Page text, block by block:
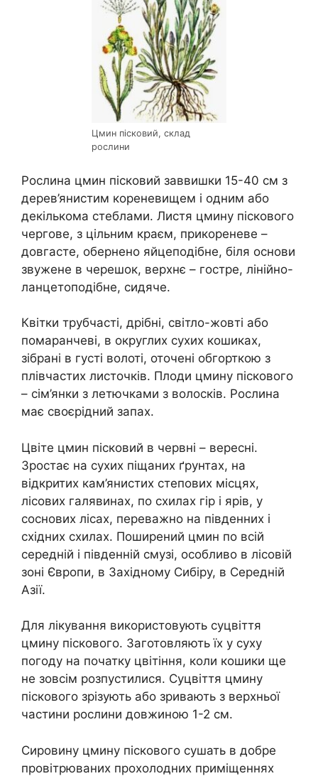
Цмин пісковий, склад
рослини
Рослина цмин пісковий заввишки 15-40 см з
дерев’янистим кореневищем і одним або
декількома стеблами. Листя цмину піскового
чергове, з цільним краєм, прикореневе –
довгасте, обернено яйцеподібне, біля основи
звужене в черешок, верхнє – гостре, лінійно-
ланцетоподібне, сидяче.
Квітки трубчасті, дрібні, світло-жовті або
помаранчеві, в округлих сухих кошиках,
зібрані в густі волоті, оточені обгорткою з
плівчастих листочків. Плоди цмину піскового
– сім’янки з летючками з волосків. Рослина
має своєрідний запах.
Цвіте цмин пісковий в червні – вересні.
Зростає на сухих піщаних ґрунтах, на
відкритих кам’янистих степових місцях,
лісових галявинах, по схилах гір і ярів, у
соснових лісах, переважно на південних і
східних схилах. Поширений цмин по всій
середній і південній смузі, особливо в лісовій
зоні Європи, в Західному Сибіру, в Середній
Азії.
Для лікування використовують суцвіття
цмину піскового. Заготовляють їх у суху
погоду на початку цвітіння, коли кошики ще
не зовсім розпустилися. Суцвіття цмину
піскового зрізують або зривають з верхньої
частини рослини довжиною 1-2 см.
Сировину цмину піскового сушать в добре
провітрюваних прохолодних приміщеннях